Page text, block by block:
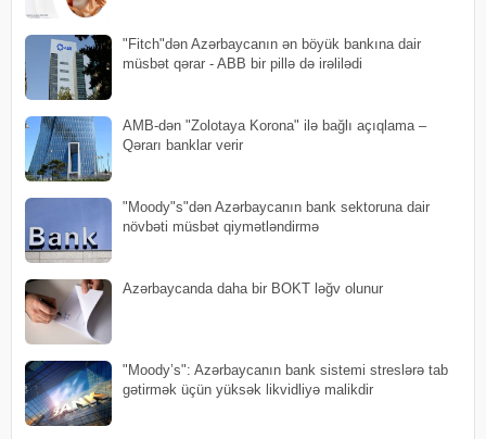
"Fitch"dən Azərbaycanın ən böyük bankına dair
müsbət qərar - ABB bir pillə də irəlilədi
AMB-dən "Zolotaya Korona" ilə bağlı açıqlama –
Qərarı banklar verir
"Moody"s"dən Azərbaycanın bank sektoruna dair
növbəti müsbət qiymətləndirmə
Azərbaycanda daha bir BOKT ləğv olunur
"Moody’s": Azərbaycanın bank sistemi streslərə tab
gətirmək üçün yüksək likvidliyə malikdir